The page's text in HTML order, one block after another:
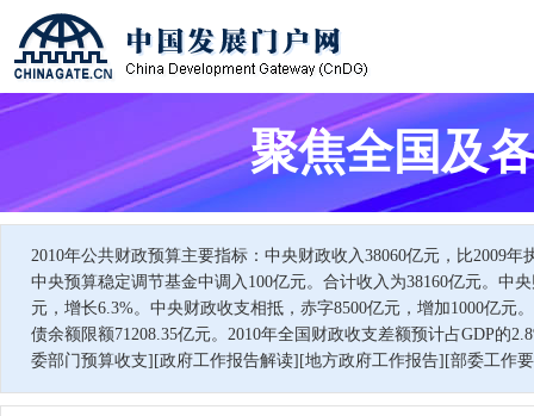
聚焦全国及
2010年公共财政预算主要指标：中央财政收入38060亿元，比2009年
中央预算稳定调节基金中调入100亿元。合计收入为38160亿元。中
元，增长6.3%。中央财政收支相抵，赤字8500亿元，增加1000亿元
债余额限额71208.35亿元。2010年全国财政收支差额预计占GDP的
委部门预算收支][政府工作报告解读][地方政府工作报告][部委工作